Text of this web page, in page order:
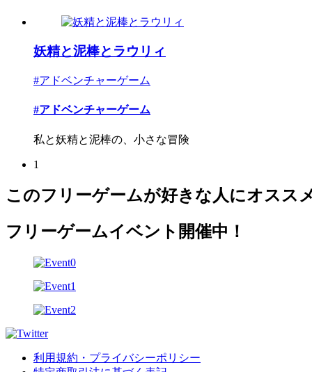
妖精と泥棒とラウリィ
#アドベンチャーゲーム
#アドベンチャーゲーム
私と妖精と泥棒の、小さな冒険
1
このフリーゲームが好きな人にオスス
フリーゲームイベント開催中！
利用規約・プライバシーポリシー